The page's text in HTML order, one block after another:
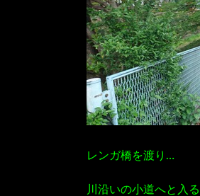
レンガ橋を渡り…
川沿いの小道へと入